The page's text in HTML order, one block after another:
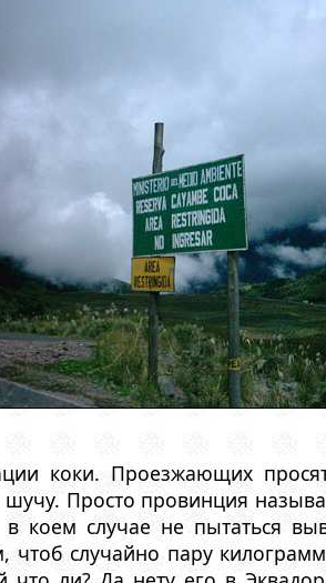
коки. Проезжающих
Просто провинция
коем случае не пытаться
случайно пару